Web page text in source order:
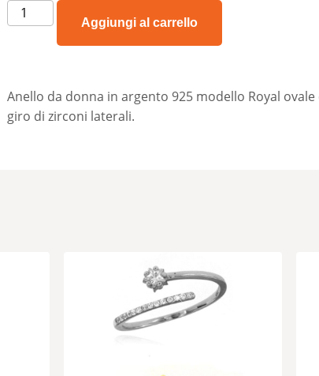
Aggiungi al carrello
Anello da donna in argento 925 modello Royal
giro di zirconi laterali.